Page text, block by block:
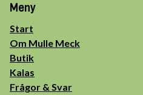
Meny
Start
Om Mulle Meck
Butik
Kalas
Frågor & Svar